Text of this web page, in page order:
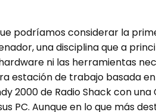
podríamos considerar la
una disciplina que a
ni las herramientas
estación de trabajo basada
2000 de Radio Shack con
PC. Aunque en lo que más